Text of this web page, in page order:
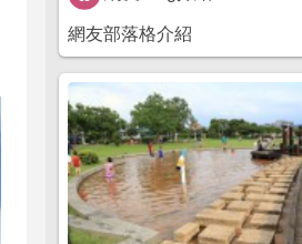
網友部落格介紹